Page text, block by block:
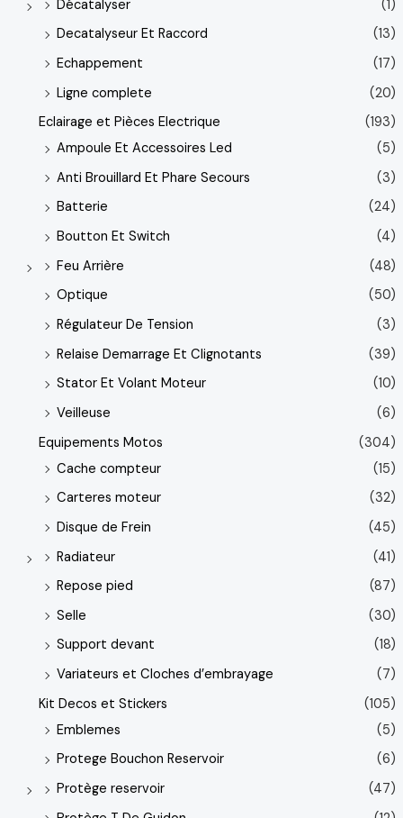
Décatalyser
(1)
Decatalyseur Et Raccord
(13)
Echappement
(17)
Ligne complete
(20)
Eclairage et Pièces Electrique
(193)
Ampoule Et Accessoires Led
(5)
Anti Brouillard Et Phare Secours
(3)
Batterie
(24)
Boutton Et Switch
(4)
Feu Arrière
(48)
Optique
(50)
Régulateur De Tension
(3)
Relaise Demarrage Et Clignotants
(39)
Stator Et Volant Moteur
(10)
Veilleuse
(6)
Equipements Motos
(304)
Cache compteur
(15)
Carteres moteur
(32)
Disque de Frein
(45)
Radiateur
(41)
Repose pied
(87)
Selle
(30)
Support devant
(18)
Variateurs et Cloches d’embrayage
(7)
Kit Decos et Stickers
(105)
Emblemes
(5)
Protege Bouchon Reservoir
(6)
Protège reservoir
(47)